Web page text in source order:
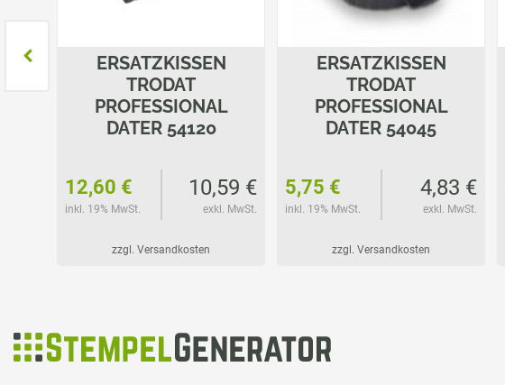
ERSATZKISSEN
TRODAT
PROFESSIONAL
DATER 54120
12,60 €
inkl. 19% MwSt.
10,59 €
exkl. MwSt.
zzgl. Versandkosten
ERSATZKISSEN
TRODAT
PROFESSIONAL
DATER 54045
5,75 €
inkl. 19% MwSt.
4,83 €
exkl. MwSt.
zzgl. Versandkosten